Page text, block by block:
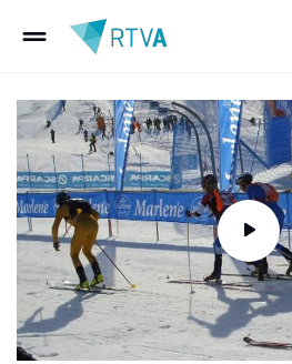
drag_handle